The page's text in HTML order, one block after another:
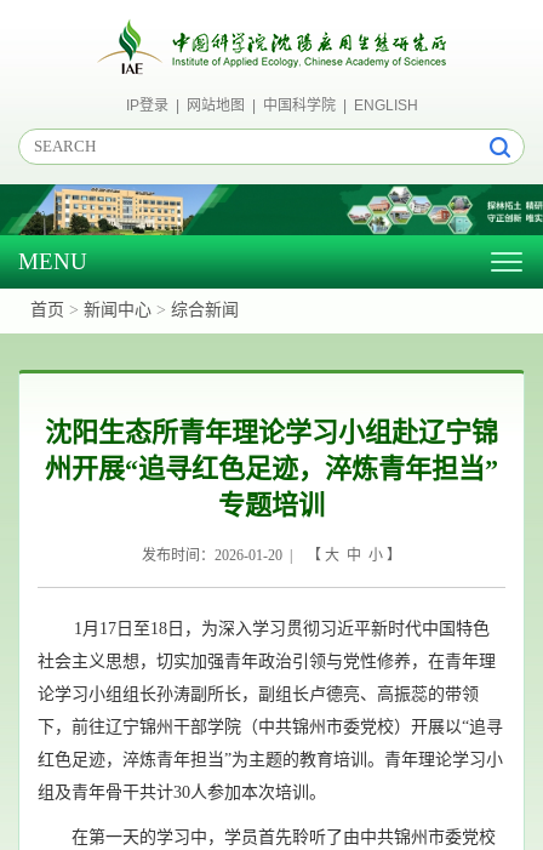
IP登录| 网站地图 中国科学院| ENGLISH
MENU
首页 > 新闻中心 > 综合新闻
沈阳生态所青年理论学习小组赴辽宁锦
州开展“追寻红色足迹，淬炼青年担当”
专题培训
发布时间：2026-01-20 | 【 大 中 小 】
1月 17 日至18 日，为深入学习贯彻习近平新时代中国特色
社会主义思想，切实加强青年政治引领与党性修养，在青年理
论学习小组组长孙涛副所长，副组长卢德亮、高振蕊的带领
下， 前往辽宁锦州干部学院（中共锦州市委党校）开展以“追寻
红色足迹，淬炼青年担当”为主题的教育培训。青年理论学习小
组及青年骨干共计30人参加本次培训。
在第一天的学习中，学员首先聆听了由中共锦州市委党校